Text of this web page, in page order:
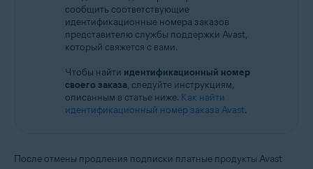
сообщить соответствующие
идентификационные номера заказов
представителю службы поддержки Avast,
который свяжется с вами.
Чтобы найти идентификационный номер
своего заказа, следуйте инструкциям,
описанным в статье ниже. Как найти
идентификационный номер заказа Avast.
После отмены продления подписки платные продукты Avast